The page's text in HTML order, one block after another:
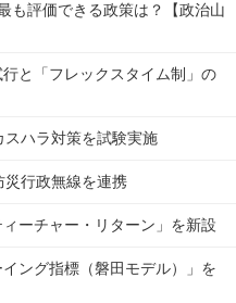
も評価できる政策は？【政治山
と「フレックスタイム制」の
スハラ対策を試験実施
災行政無線を連携
ーチャー・リターン」を新設
ング指標（磐田モデル）」を